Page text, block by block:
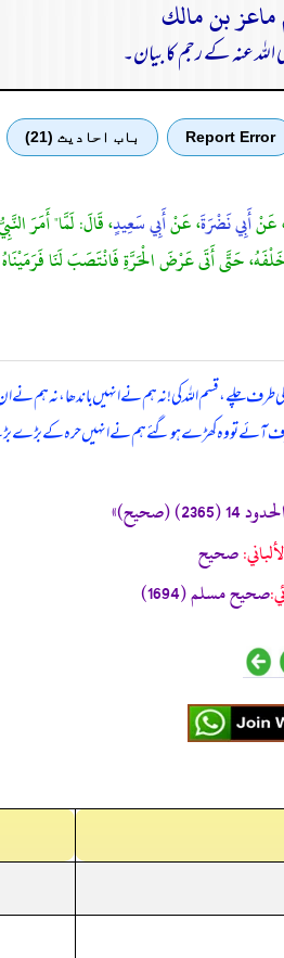
عنہ کے رجم کا بیان۔
Report Error باب احادیث (21)
عَنْأَبِي نَضْرَةَ، عَنْأَبِي سَعِيدٍ، قَالَ: لَمَّا" أَمَرَ
خَلْفَهُ، حَتَّى أَتَى عَرْضَ الْحَرَّةِ فَانْتَصَبَ لَنَا
طرف چلے، قسم اللہ کی! نہ ہم نے انہیں باندھا، نہ
آئے تو وہ کھڑے ہو گئے ہم نے انہیں حرہ کے
صحيح
صحيح مسلم (1694)